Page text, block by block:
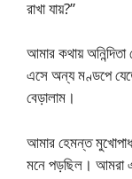
রাখা যায়?”
আমার কথায়
এসে অন্য মণ্ডপে
বেড়ালাম।
আমার হেমন্ত
মনে পড়ছিল। আমরা